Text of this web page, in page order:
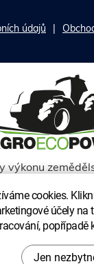
cookies.
účely
údajů
výkonu